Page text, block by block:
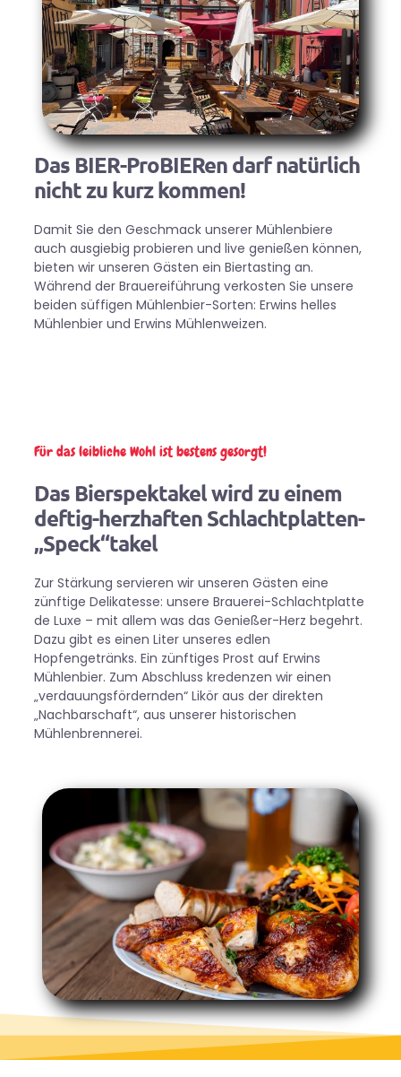
Das BIER-ProBIERen darf natürlich
nicht zu kurz kommen!
Damit Sie den Geschmack unserer Mühlenbiere
auch ausgiebig probieren und live genießen können,
bieten wir unseren Gästen ein Biertasting an.
Während der Brauereiführung verkosten Sie unsere
beiden süffigen Mühlenbier-Sorten: Erwins helles
Mühlenbier und Erwins Mühlenweizen.
Für das leibliche Wohl ist bestens gesorgt!
Das Bierspektakel wird zu einem
deftig-herzhaften Schlachtplatten-
„Speck“takel
Zur Stärkung servieren wir unseren Gästen eine
zünftige Delikatesse: unsere Brauerei-Schlachtplatte
de Luxe – mit allem was das Genießer-Herz begehrt.
Dazu gibt es einen Liter unseres edlen
Hopfengetränks. Ein zünftiges Prost auf Erwins
Mühlenbier. Zum Abschluss kredenzen wir einen
„verdauungsfördernden“ Likör aus der direkten
„Nachbarschaft“, aus unserer historischen
Mühlenbrennerei.